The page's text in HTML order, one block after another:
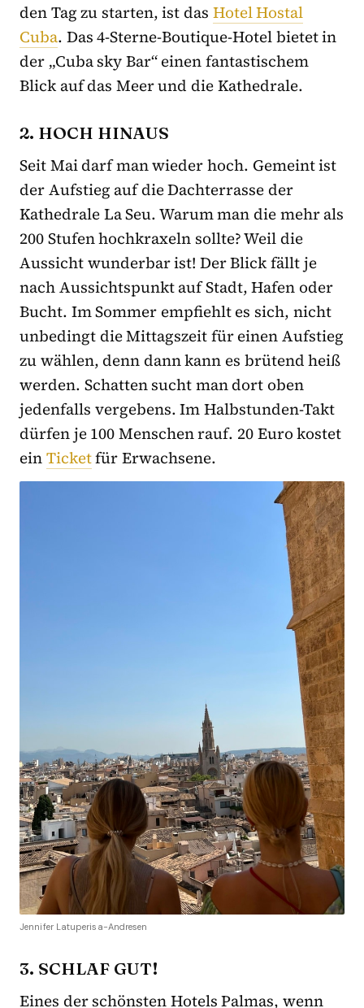
den Tag zu starten, ist das Hotel Hostal
Cuba. Das 4-Sterne-Boutique-Hotel bietet in
der „Cuba sky Bar“ einen fantastischem
Blick auf das Meer und die Kathedrale.
2. HOCH HINAUS
Seit Mai darf man wieder hoch. Gemeint ist
der Aufstieg auf die Dachterrasse der
Kathedrale La Seu. Warum man die mehr als
200 Stufen hochkraxeln sollte? Weil die
Aussicht wunderbar ist! Der Blick fällt je
nach Aussichtspunkt auf Stadt, Hafen oder
Bucht. Im Sommer empfiehlt es sich, nicht
unbedingt die Mittagszeit für einen Aufstieg
zu wählen, denn dann kann es brütend heiß
werden. Schatten sucht man dort oben
jedenfalls vergebens. Im Halbstunden-Takt
dürfen je 100 Menschen rauf. 20 Euro kostet
einTicketfür Erwachsene.
Jennifer Latuperisa-Andresen
3. SCHLAF GUT!
Eines der schönsten Hotels Palmas, wenn